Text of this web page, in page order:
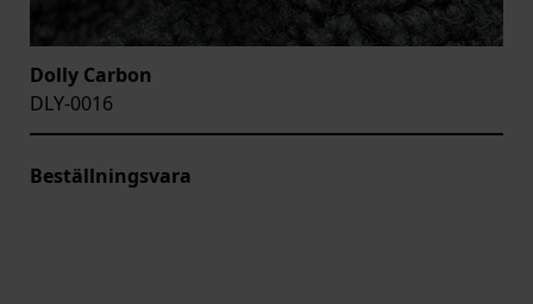
Dolly Carbon
DLY-0016
Beställningsvara